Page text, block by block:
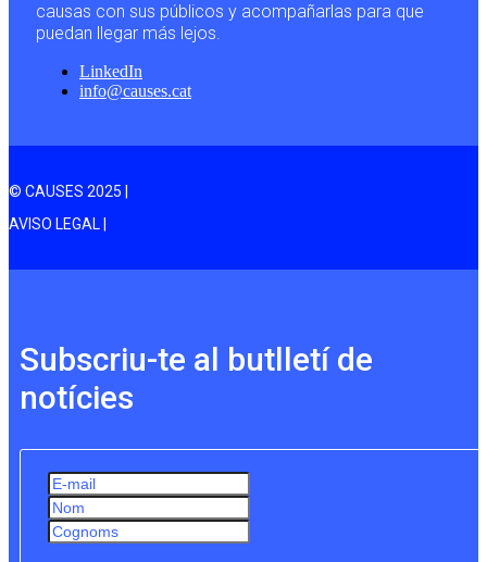
causas con sus públicos y acompañarlas para que
puedan llegar más lejos.
LinkedIn
info@causes.cat
© CAUSES 2025 |
AVISO LEGAL |
Subscriu-te al butlletí de
notícies